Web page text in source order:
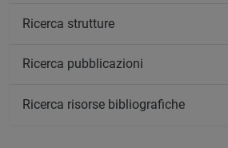
Ricerca strutture
Ricerca pubblicazioni
Ricerca risorse bibliografiche